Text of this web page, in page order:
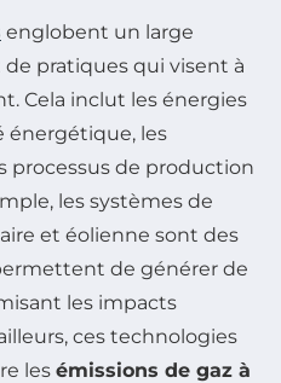
englobent un large
pratiques qui visent à
Cela inclut les énergies
énergétique, les
processus de production
les systèmes de
et éolienne sont des
de générer de
les impacts
ces technologies
les émissions de gaz à